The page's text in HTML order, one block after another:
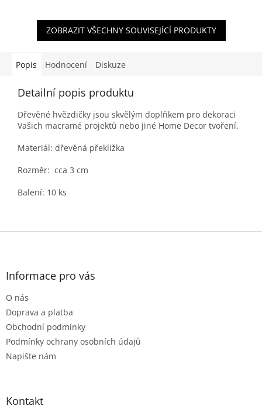
ZOBRAZIT VŠECHNY SOUVISEJÍCÍ PRODUKTY
Popis Hodnocení Diskuze
Detailní popis produktu
Dřevěné hvězdičky jsou skvělým doplňkem pro dekoraci
Vašich macramé projektů nebo jiné Home Decor tvoření.
Materiál: dřevěná překližka
Rozměr: cca 3 cm
Balení: 10 ks
Z
Informace pro vás
O nás
Doprava a platba
Obchodní podmínky
Podmínky ochrany osobních údajů
Napište nám
Kontakt